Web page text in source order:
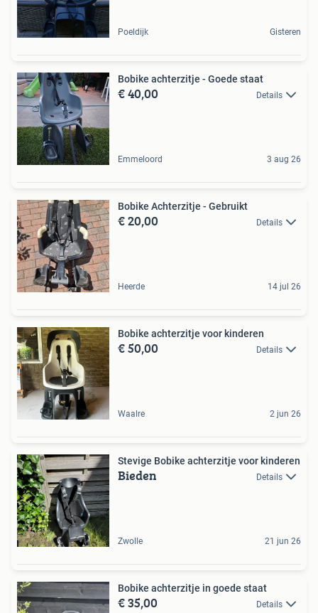
Poeldijk Gisteren
Bobike achterzitje - Goede staat
€ 40,00 Details
Emmeloord 3 aug 26
Bobike Achterzitje - Gebruikt
€ 20,00 Details
Heerde 14 jul 26
Bobike achterzitje voor kinderen
€ 50,00 Details
Waalre 2 jun 26
Stevige Bobike achterzitje voor kinderen
Bieden Details
Zwolle 21 jun 26
Bobike achterzitje in goede staat
€ 35,00 Details